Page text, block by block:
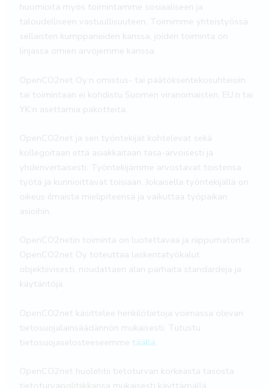
huomioita myös toimintamme sosiaaliseen ja
taloudelliseen vastuullisuuteen. Toimimme yhteistyössä
sellaisten kumppaneiden kanssa, joiden toiminta on
linjassa omien arvojemme kanssa.
OpenCO2net Oy:n omistus- tai päätöksentekosuhteisiin
tai toimintaan ei kohdistu Suomen viranomaisten, EU:n tai
YK:n asettamia pakotteita.
OpenCO2net ja sen työntekijät kohtelevat sekä
kollegoitaan että asiakkaitaan tasa-arvoisesti ja
yhdenvertaisesti. Työntekijämme arvostavat toistensa
työtä ja kunnioittavat toisiaan. Jokaisella työntekijällä on
oikeus ilmaista mielipiteensä ja vaikuttaa työpaikan
asioihin.
OpenCO2netin toiminta on luotettavaa ja riippumatonta.
OpenCO2net Oy toteuttaa laskentatyökalut
objektiivisesti, noudattaen alan parhaita standardeja ja
käytäntöjä.
OpenCO2net käsittelee henkilötietoja voimassa olevan
tietosuojalainsäädännön mukaisesti. Tutustu
tietosuojaselosteeseemme täällä
OpenCO2net huolehtii tietoturvan korkeasta tasosta